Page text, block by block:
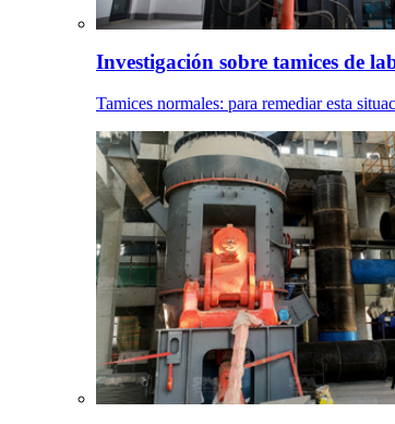
Investigación sobre tamices de
Tamices normales: para remediar esta